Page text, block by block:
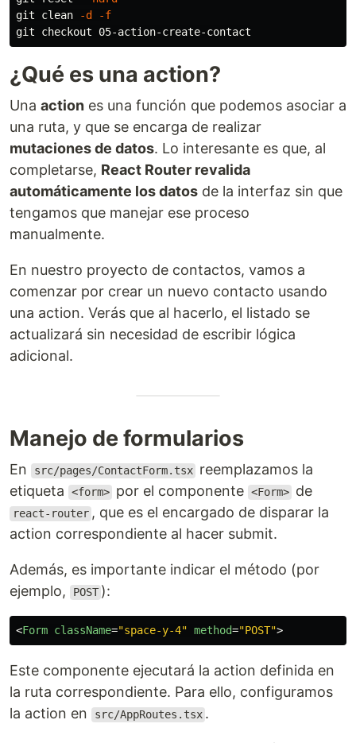
git clean
-d
-f
¿Qué es una action?
Una action es una función que podemos asociar a
una ruta, y que se encarga de realizar
mutaciones de datos. Lo interesante es que, al
completarse, React Router revalida
automáticamente los datos de la interfaz sin que
tengamos que manejar ese proceso
manualmente.
En nuestro proyecto de contactos, vamos a
comenzar por crear un nuevo contacto usando
una action. Verás que al hacerlo, el listado se
actualizará sin necesidad de escribir lógica
adicional.
Manejo de formularios
En src/pages/ContactForm.tsx reemplazamos la
etiqueta
<form> por el componente <Form> de
react-router , que es el encargado de disparar la
action correspondiente al hacer submit.
Además, es importante indicar el método (por
ejemplo,
POST ):
<Form className="space-y-4" method="POST">
Este componente ejecutará la action definida en
la ruta correspondiente. Para ello, configuramos
la action en
src/AppRoutes.tsx .